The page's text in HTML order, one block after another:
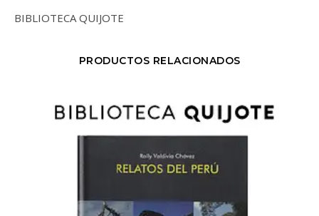
BIBLIOTECA QUIJOTE
PRODUCTOS RELACIONADOS